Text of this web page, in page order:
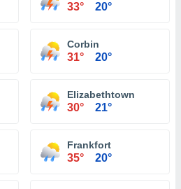
33° 20°
Corbin
31° 20°
Elizabethtown
30° 21°
Frankfort
35° 20°